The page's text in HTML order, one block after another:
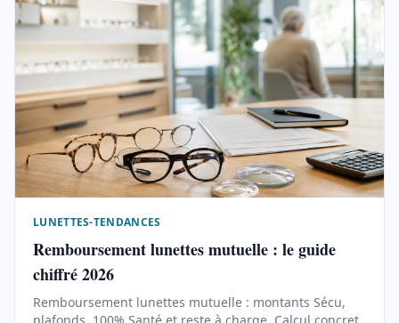
LUNETTES-TENDANCES
Remboursement lunettes mutuelle : le guide
chiffré 2026
Remboursement lunettes mutuelle : montants Sécu,